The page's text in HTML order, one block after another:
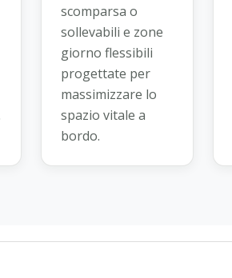
scomparsa o
sollevabili e zone
giorno flessibili
progettate per
massimizzare lo
spazio vitale a
bordo.